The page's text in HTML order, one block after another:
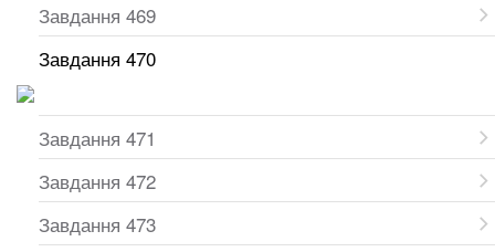
Завдання 469
Завдання 470
Завдання 471
Завдання 472
Завдання 473